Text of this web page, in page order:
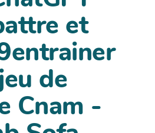
et
de
Cnam -